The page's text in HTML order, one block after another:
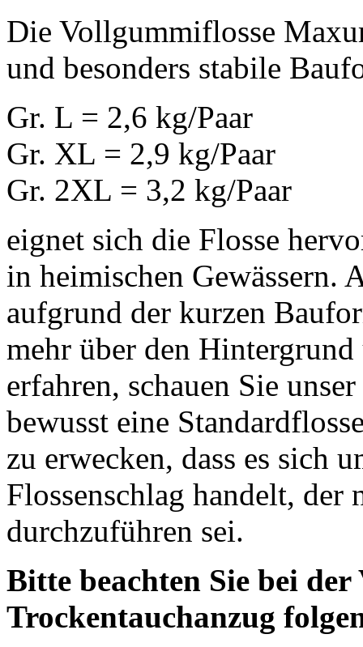
Die Vollgummiflosse
und besonders stabile
Gr. L = 2,6 kg/Paar
Gr. XL = 2,9 kg/Paar
Gr. 2XL = 3,2 kg/Paar
eignet sich die Flosse
in heimischen Gewässern.
aufgrund der kurzen
mehr über den
erfahren, schauen Sie
bewusst eine
zu erwecken, dass es sich
Flossenschlag handelt,
durchzuführen sei.
Bitte beachten Sie bei
Trockentauchanzug